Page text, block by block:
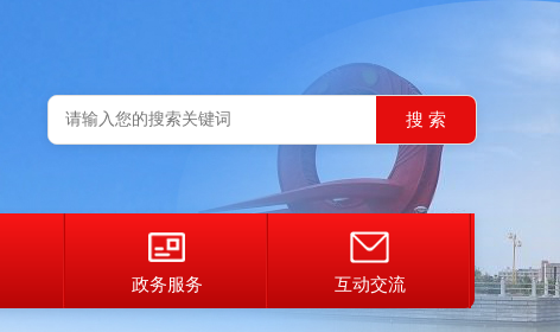
政务服务 互动交流